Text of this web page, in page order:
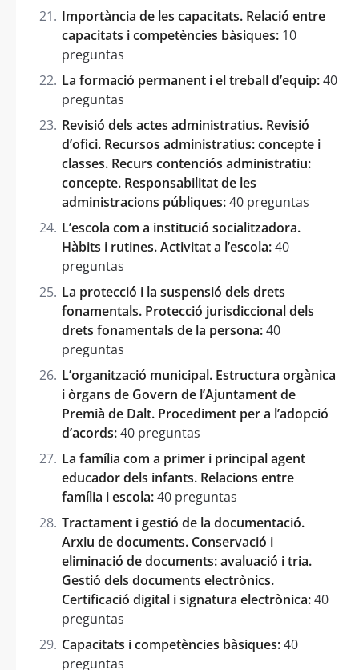
Importància de les capacitats. Relació entre
capacitats i competències bàsiques: 10
preguntas
La formació permanent i el treball d’equip:40
preguntas
Revisió dels actes administratius. Revisió
d’ofici. Recursos administratius: concepte i
classes. Recurs contenciós administratiu:
concepte. Responsabilitat de les
administracions públiques:40 preguntas
L’escola com a institució socialitzadora.
Hàbits i rutines. Activitat a l’escola:40
preguntas
La protecció i la suspensió dels drets
fonamentals. Protecció jurisdiccional dels
drets fonamentals de la persona:40
preguntas
L’organització municipal. Estructura orgànica
i òrgans de Govern de l’Ajuntament de
Premià de Dalt. Procediment per a l’adopció
d’acords:40 preguntas
La família com a primer i principal agent
educador dels infants. Relacions entre
família i escola:40 preguntas
Tractament i gestió de la documentació.
Arxiu de documents. Conservació i
eliminació de documents: avaluació i tria.
Gestió dels documents electrònics.
Certificació digital i signatura electrònica:40
preguntas
Capacitats i competències bàsiques:40
preguntas